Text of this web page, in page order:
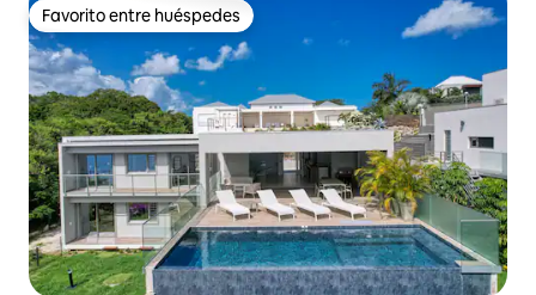
Favorito entre huéspedes
Favorito entre huéspedes